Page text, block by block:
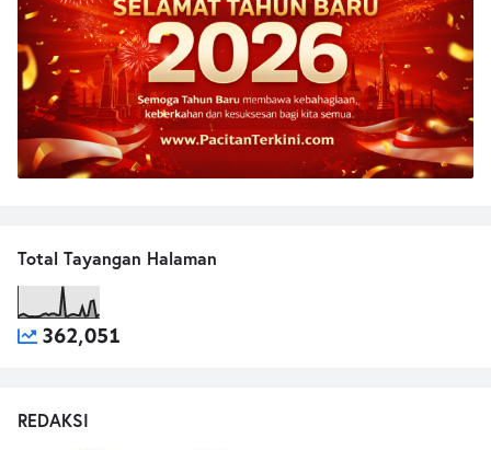
Total Tayangan Halaman
362,051
REDAKSI